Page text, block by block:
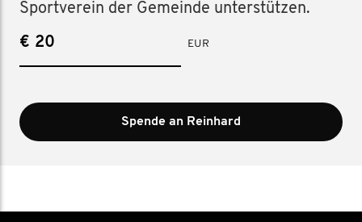
Sportverein der Gemeinde unterstützen.
€ EUR
Spende an Reinhard